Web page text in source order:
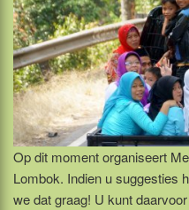
Op dit moment organiseert
Lombok. Indien u suggesties
we dat graag! U kunt